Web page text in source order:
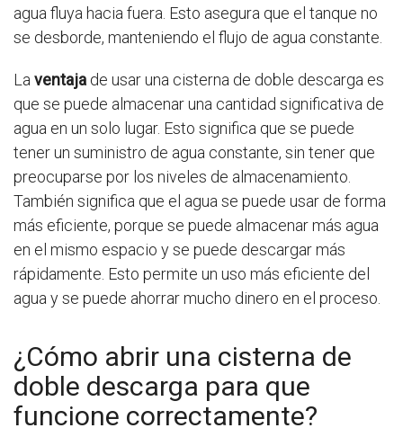
agua fluya hacia fuera. Esto asegura que el tanque no
se desborde, manteniendo el flujo de agua constante.
La ventaja de usar una cisterna de doble descarga es
que se puede almacenar una cantidad significativa de
agua en un solo lugar. Esto significa que se puede
tener un suministro de agua constante, sin tener que
preocuparse por los niveles de almacenamiento.
También significa que el agua se puede usar de forma
más eficiente, porque se puede almacenar más agua
en el mismo espacio y se puede descargar más
rápidamente. Esto permite un uso más eficiente del
agua y se puede ahorrar mucho dinero en el proceso.
¿Cómo abrir una cisterna de
doble descarga para que
funcione correctamente?